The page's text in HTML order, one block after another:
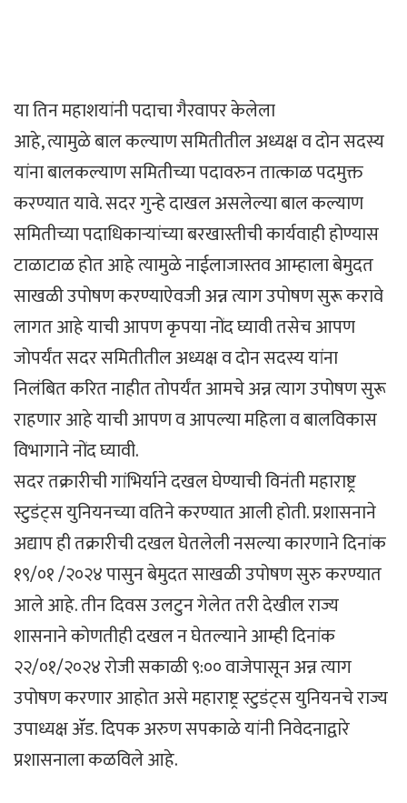
या तिन महाशयांनी पदाचा गैरवापर केलेला
आहे, त्यामुळे बाल कल्याण समितीतील अध्यक्ष व दोन सदस्य
यांना बालकल्याण समितीच्या पदावरुन तात्काळ पदमुक्त
करण्यात यावे. सदर गुन्हे दाखल असलेल्या बाल कल्याण
समितीच्या पदाधिकाऱ्यांच्या बरखास्तीची कार्यवाही होण्यास
टाळाटाळ होत आहे त्यामुळे नाईलाजास्तव आम्हाला बेमुदत
साखळी उपोषण करण्याऐवजी अन्न त्याग उपोषण सुरू करावे
लागत आहे याची आपण कृपया नोंद घ्यावी तसेच आपण
जोपर्यंत सदर समितीतील अध्यक्ष व दोन सदस्य यांना
निलंबित करित नाहीत तोपर्यंत आमचे अन्न त्याग उपोषण सुरू
राहणार आहे याची आपण व आपल्या महिला व बालविकास
विभागाने नोंद घ्यावी.
सदर तक्रारीची गांभिर्याने दखल घेण्याची विनंती महाराष्ट्र
स्टुडंट्स युनियनच्या वतिने करण्यात आली होती. प्रशासनाने
अद्याप ही तक्रारीची दखल घेतलेली नसल्या कारणाने दिनांक
१९/०१ /२०२४ पासुन बेमुदत साखळी उपोषण सुरु करण्यात
आले आहे. तीन दिवस उलटुन गेलेत तरी देखील राज्य
शासनाने कोणतीही दखल न घेतल्याने आम्ही दिनांक
२२/०१/२०२४ रोजी सकाळी ९:०० वाजेपासून अन्न त्याग
उपोषण करणार आहोत असे महाराष्ट्र स्टुडंट्स युनियनचे राज्य
उपाध्यक्ष ॲड. दिपक अरुण सपकाळे यांनी निवेदनाद्वारे
प्रशासनाला कळविले आहे.